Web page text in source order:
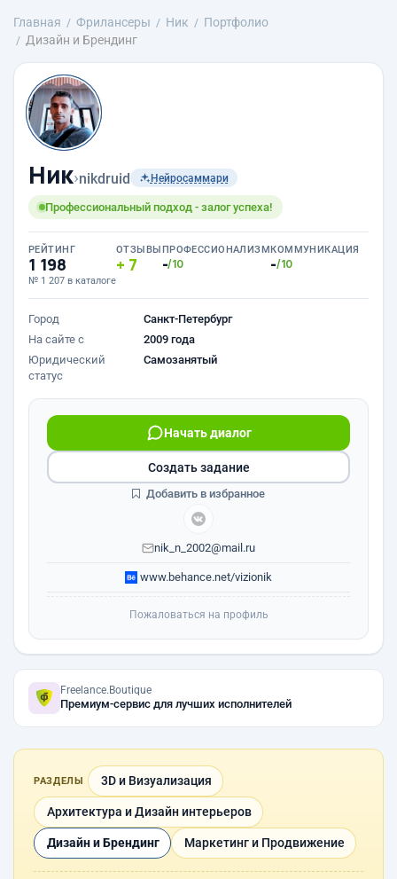
Главная Фрилансеры Ник
Портфолио
Дизайн и Брендинг
Ник›nikdruid Нейросаммари
Профессиональный подход - залог успеха!
РЕЙТИНГ
1 198
№ 1 207 в каталоге
ОТЗЫВЫ
7
ПРОФЕССИОНАЛИЗМ
-/10
КОММУНИКАЦИЯ
-/10
Город
Санкт-Петербург
На сайте с
2009 года
Юридический
статус
Самозанятый
Начать диалог
nik_n_2002@mail.ru
www.behance.net/vizionik
Создать задание
Добавить в избранное
Пожаловаться на профиль
Freelance.Boutique
Премиум-сервис для лучших исполнителей
РАЗДЕЛЫ 3D и Визуализация
Архитектура и Дизайн интерьеров
Дизайн и Брендинг Маркетинг и Продвижение